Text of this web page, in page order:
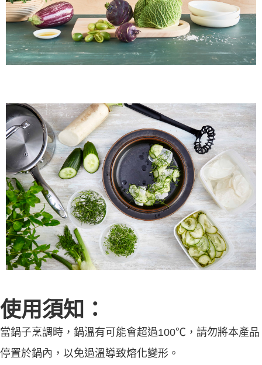
使用須知：
當鍋子烹調時，鍋溫有可能會超過100℃，請勿將本產品
停置於鍋內，以免過溫導致熔化變形。